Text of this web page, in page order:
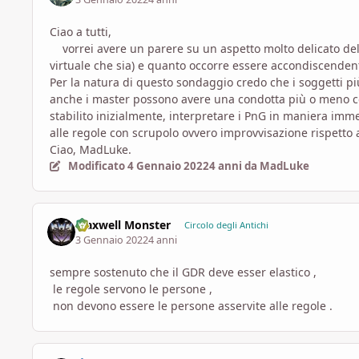
Ciao a tutti,
vorrei avere un parere su un aspetto molto delicato
virtuale che sia) e quanto occorre essere
Per la natura di questo sondaggio credo che i soggetti
anche i master possono avere una condotta più o
stabilito inizialmente, interpretare i PnG in maniera
alle regole con scrupolo ovvero improvvisazione
Ciao, MadLuke.
Modificato4 Gennaio 20224 anni da MadLuke
Maxwell Monster Circolo degli Antichi
3 Gennaio 20224 anni
sempre sostenuto che il GDR deve esser elastico ,
le regole servono le persone ,
non devono essere le persone asservite alle regole .